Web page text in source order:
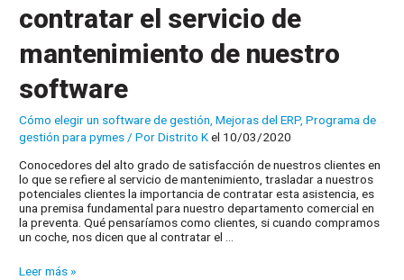
contratar el servicio de
mantenimiento de nuestro
software
Cómo elegir un software de gestión ,Mejoras del ERP,Programa de
gestión para pymes / PorDistrito Kel 10/03/2020
Conocedores del alto grado de satisfacción de nuestros clientes en
lo que se refiere al servicio de mantenimiento, trasladar a nuestros
potenciales clientes la importancia de contratar esta asistencia, es
una premisa fundamental para nuestro departamento comercial en
la preventa. Qué pensaríamos como clientes, si cuando compramos
un coche, nos dicen que al contratar el …
10
Leer más »